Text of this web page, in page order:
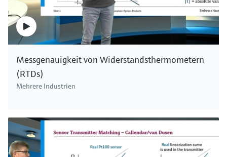
Messgenauigkeit von Widerstandsthermometern
(RTDs)
Mehrere Industrien